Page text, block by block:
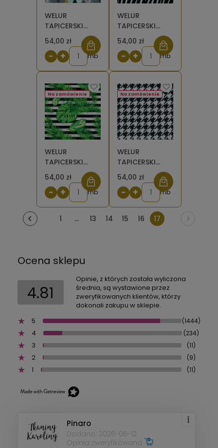
WELUR
TAPICERSKI
Trójkąty
miętowo-złote
[6-8]
54,00 zł
− + mb
WELUR
TAPICERSKI
Zebra [6-8]
54,00 zł
− + mb
WELUR
TAPICERSKI
Liście
tropikalne na
pasach [6-8]
54,00 zł
Na zamówienie
− + mb
WELUR
TAPICERSKI
Pepitka duża
[6-8]
54,00 zł
Na zamówienie
− + mb
1 ... 13 14 15 16 17
Ocena sklepu
4.81
Opinie, z których została wyliczona
średnia, są wystawione przez
zweryfikowanych klientów, którzy
dokonali zakupu w sklepie.
5
(1444)
4 (234)
3 (11)
2 (9)
1 (11)
Pinaro
Dodano: 2026-06-12
Opinia zweryfikowana